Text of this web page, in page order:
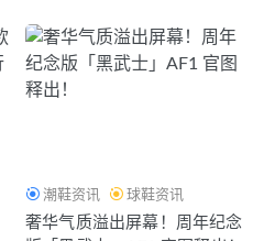
潮鞋资讯 球鞋资讯
奢华气质溢出屏幕！周年纪念